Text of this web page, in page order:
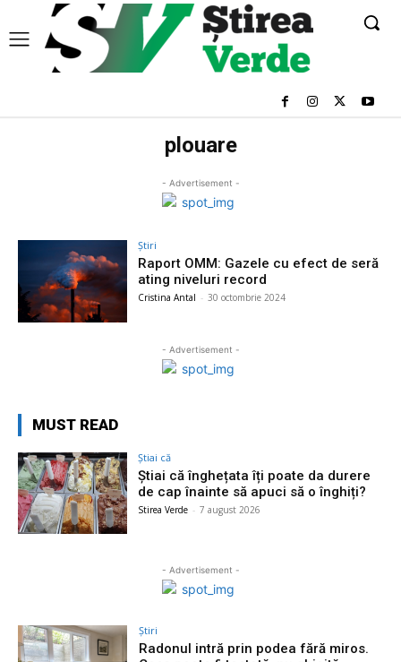
plouare
- Advertisement -
Știri
Raport OMM: Gazele cu efect de seră
ating niveluri record
Cristina Antal - 30 octombrie 2024
- Advertisement -
MUST READ
Știai că
Știai că înghețata îți poate da durere
de cap înainte să apuci să o înghiți?
Stirea Verde - 7 august 2026
- Advertisement -
Știri
Radonul intră prin podea fără miros.